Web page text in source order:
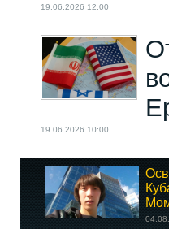
19.06.2026 12:00
19.06.2026 10:00